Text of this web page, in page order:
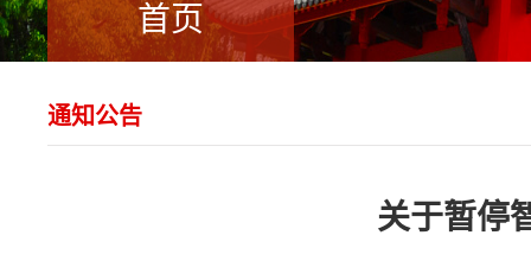
首页
通知公告
关于暂停